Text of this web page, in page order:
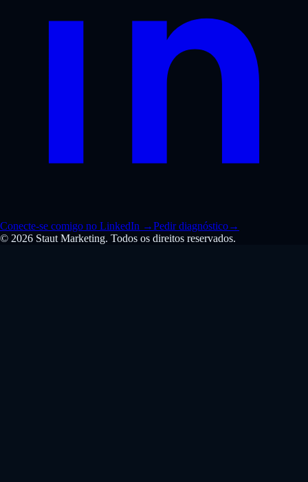
Conecte-se comigo no LinkedIn →Pedir diagnóstico→
© 2026 Staut Marketing. Todos os direitos reservados.